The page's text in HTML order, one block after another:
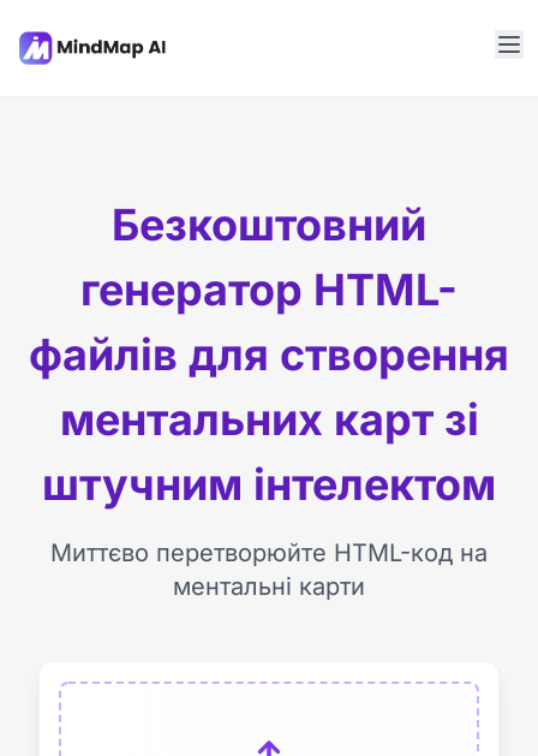
Безкоштовний
генератор HTML-
файлів для створення
ментальних карт зі
штучним інтелектом
Миттєво перетворюйте HTML-код на
ментальні карти